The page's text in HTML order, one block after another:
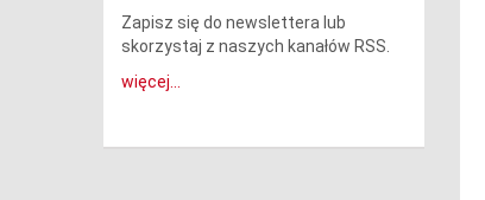
Zapisz się do newslettera lub
skorzystaj z naszych kanałów RSS.
więcej...